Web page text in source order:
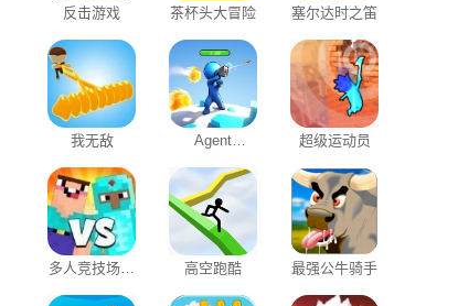
反击游戏 茶杯头大冒险 塞尔达时之笛
我无敌
Agent
Destructo
超级运动员
多人竞技场对
战
高空跑酷 最强公牛骑手